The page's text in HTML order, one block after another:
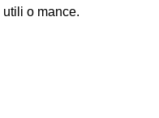
o mance.